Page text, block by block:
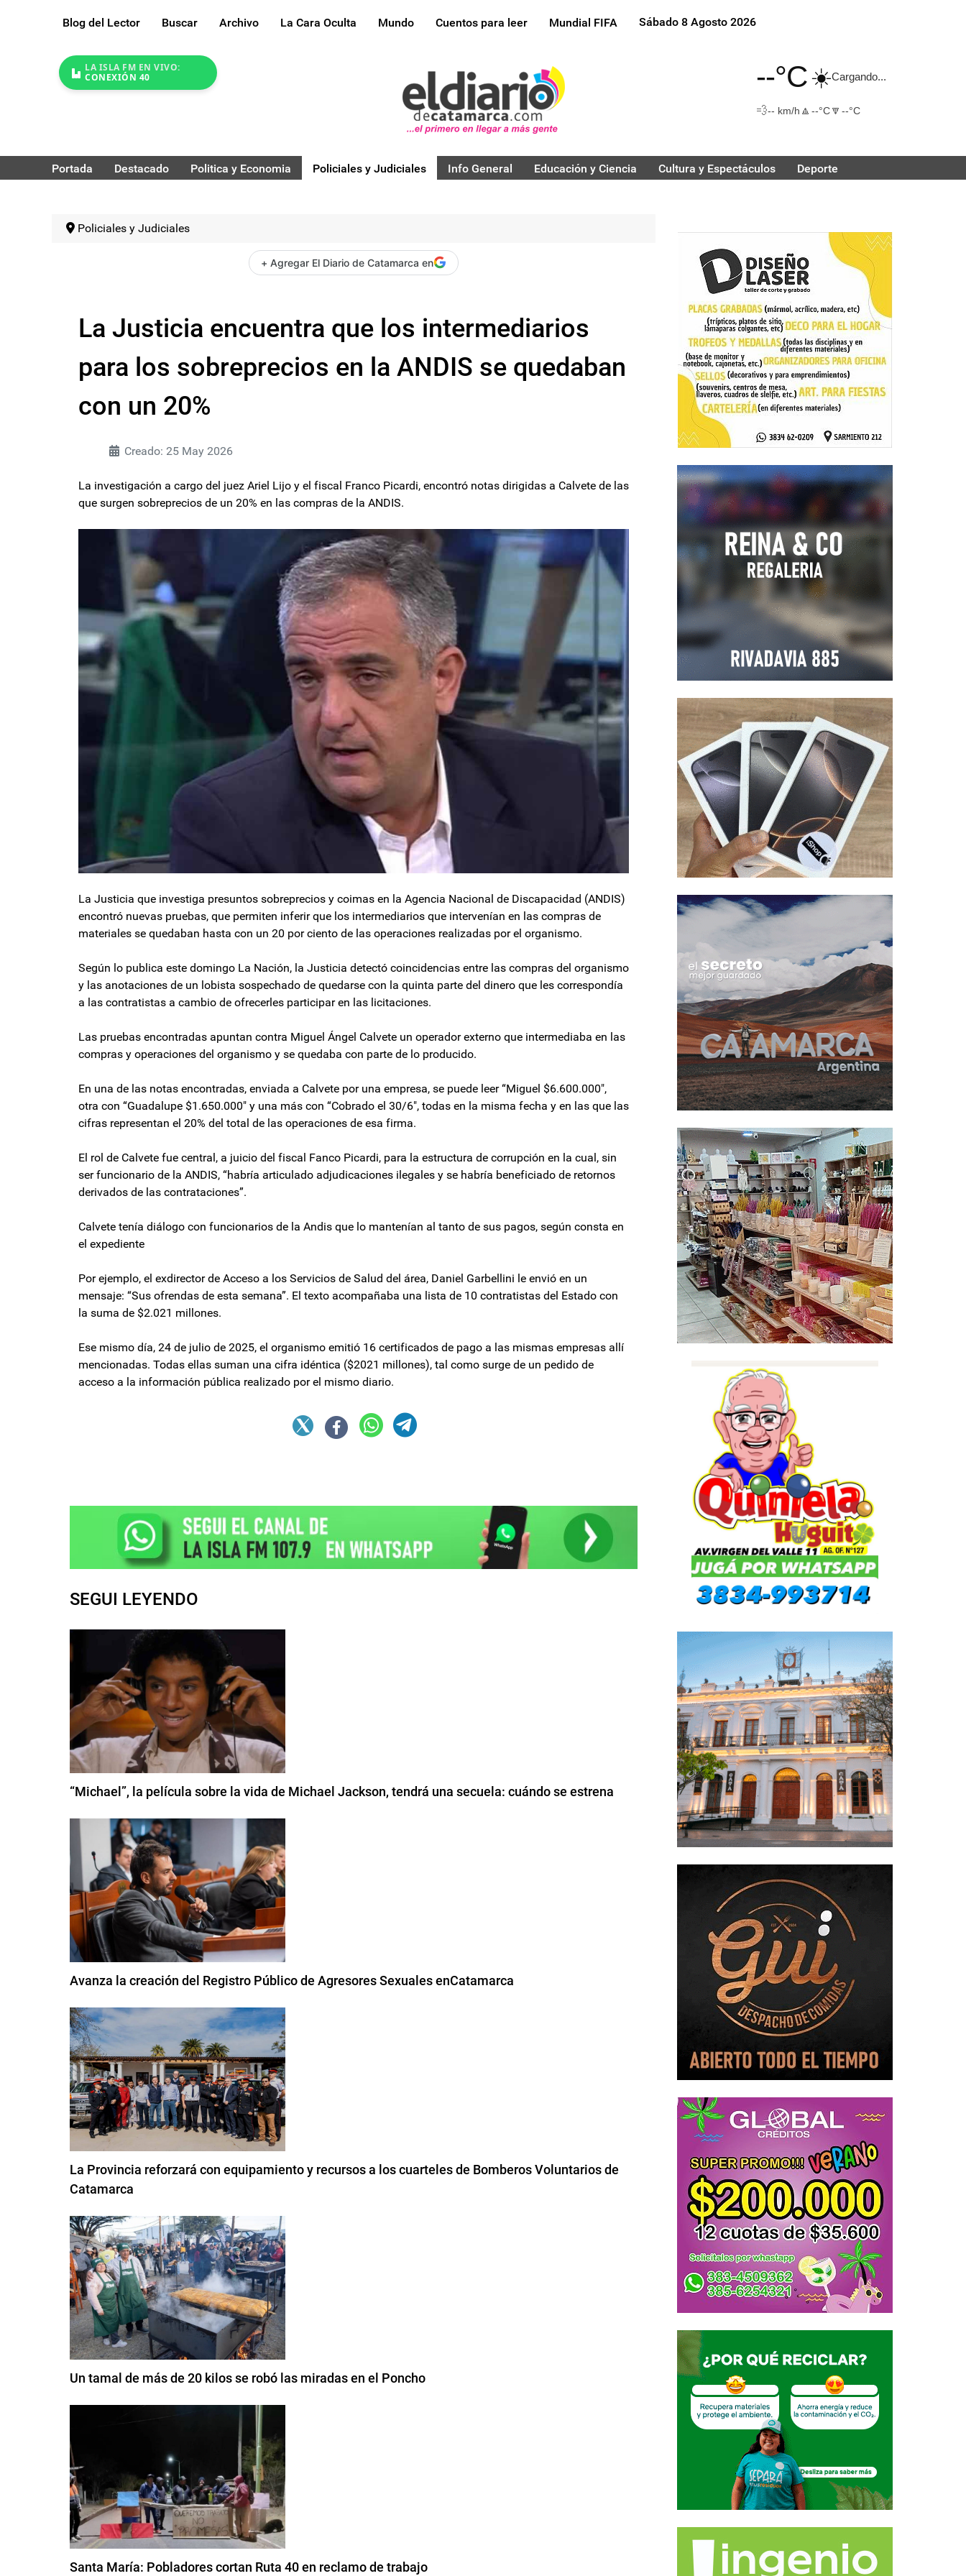
Blog del Lector Buscar Archivo La Cara Oculta Mundo Cuentos para leer Mundial FIFA Sábado 8 Agosto 2026
LA ISLA FM EN VIVO:
CONEXIÓN 40
--°C☀️Cargando...
💨-- km/h 🔼 --°C🔽 --°C
Portada Destacado Politica y Economia Policiales y Judiciales Info General Educación y Ciencia Cultura y Espectáculos Deporte
Policiales y Judiciales
+ Agregar El Diario de Catamarca en
La Justicia encuentra que los intermediarios
para los sobreprecios en la ANDIS se quedaban
con un 20%
Creado: 25 May 2026
La investigación a cargo del juez Ariel Lijo y el fiscal Franco Picardi, encontró notas dirigidas a Calvete de las
que surgen sobreprecios de un 20% en las compras de la ANDIS.
La Justicia que investiga presuntos sobreprecios y coimas en la Agencia Nacional de Discapacidad (ANDIS)
encontró nuevas pruebas, que permiten inferir que los intermediarios que intervenían en las compras de
materiales se quedaban hasta con un 20 por ciento de las operaciones realizadas por el organismo.
Según lo publica este domingo La Nación, la Justicia detectó coincidencias entre las compras del organismo
y las anotaciones de un lobista sospechado de quedarse con la quinta parte del dinero que les correspondía
a las contratistas a cambio de ofrecerles participar en las licitaciones.
Las pruebas encontradas apuntan contra Miguel Ángel Calvete un operador externo que intermediaba en las
compras y operaciones del organismo y se quedaba con parte de lo producido.
En una de las notas encontradas, enviada a Calvete por una empresa, se puede leer “Miguel $6.600.000″,
otra con “Guadalupe $1.650.000″ y una más con “Cobrado el 30/6″, todas en la misma fecha y en las que las
cifras representan el 20% del total de las operaciones de esa firma.
El rol de Calvete fue central, a juicio del fiscal Fanco Picardi, para la estructura de corrupción en la cual, sin
ser funcionario de la ANDIS, “habría articulado adjudicaciones ilegales y se habría beneficiado de retornos
derivados de las contrataciones”.
Calvete tenía diálogo con funcionarios de la Andis que lo mantenían al tanto de sus pagos, según consta en
el expediente
Por ejemplo, el exdirector de Acceso a los Servicios de Salud del área, Daniel Garbellini le envió en un
mensaje: “Sus ofrendas de esta semana”. El texto acompañaba una lista de 10 contratistas del Estado con
la suma de $2.021 millones.
Ese mismo día, 24 de julio de 2025, el organismo emitió 16 certificados de pago a las mismas empresas allí
mencionadas. Todas ellas suman una cifra idéntica ($2021 millones), tal como surge de un pedido de
acceso a la información pública realizado por el mismo diario.
SEGUI LEYENDO
“Michael”, la película sobre la vida de Michael Jackson, tendrá una secuela: cuándo se estrena
Avanza la creación del Registro Público de Agresores Sexuales enCatamarca
La Provincia reforzará con equipamiento y recursos a los cuarteles de Bomberos Voluntarios de
Catamarca
Un tamal de más de 20 kilos se robó las miradas en el Poncho
Santa María: Pobladores cortan Ruta 40 en reclamo de trabajo